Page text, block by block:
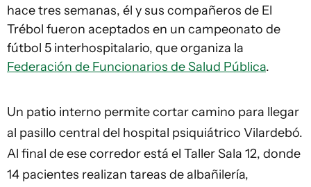
hace tres semanas, él y sus compañeros de El
Trébol fueron aceptados en un campeonato de
fútbol 5 interhospitalario, que organiza la
Federación de Funcionarios de Salud Pública.
Un patio interno permite cortar camino para llegar
al pasillo central del hospital psiquiátrico Vilardebó.
Al final de ese corredor está el Taller Sala 12, donde
14 pacientes realizan tareas de albañilería,